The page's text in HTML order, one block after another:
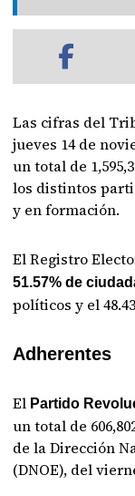
Las cifras del
jueves 14 de
un total de
los distintos
y en formación.
El Registro
51.57% de
políticos y el
Adherentes
El Partido
un total de
de la Dirección
(DNOE), del